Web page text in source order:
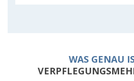
WAS GENAU